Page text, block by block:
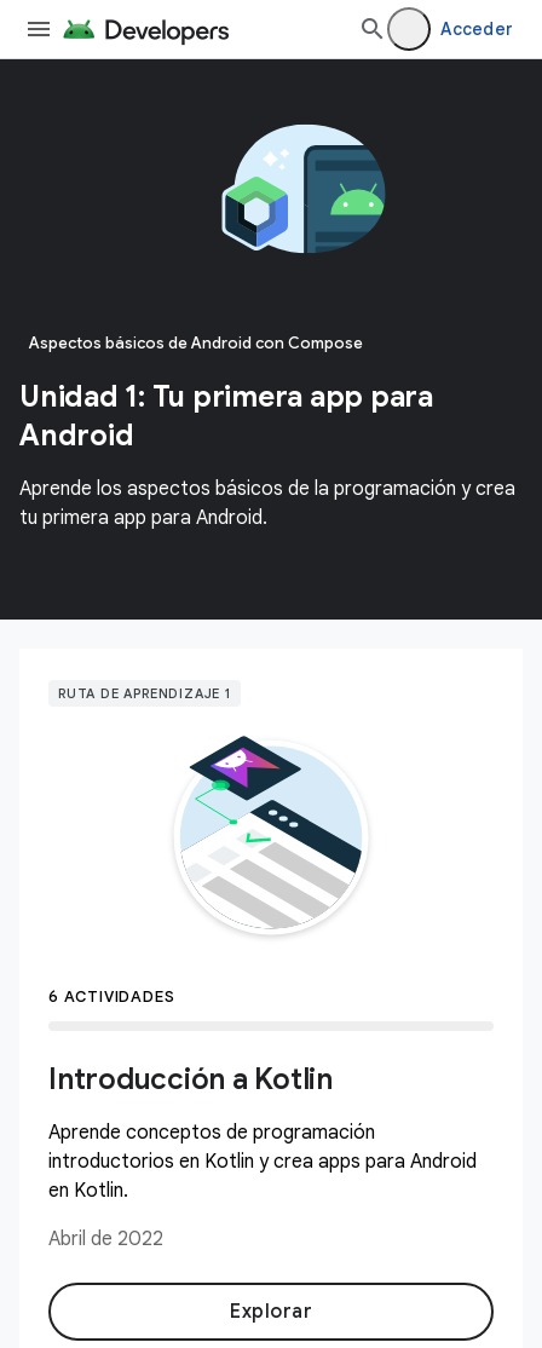
Acceder
Aspectos básicos de Android con Compose
Unidad 1: Tu primera app para
Android
Aprende los aspectos básicos de la programación y crea
tu primera app para Android.
RUTA DE APRENDIZAJE 1
6 ACTIVIDADES
Introducción a Kotlin
Aprende conceptos de programación
introductorios en Kotlin y crea apps para Android
en Kotlin.
Abril de 2022
Explorar